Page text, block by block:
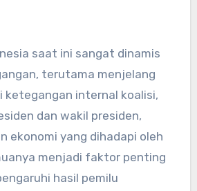
saat ini sangat dinamis
terutama menjelang
ketegangan internal koalisi,
dan wakil presiden,
ekonomi yang dihadapi oleh
menjadi faktor penting
hasil pemilu